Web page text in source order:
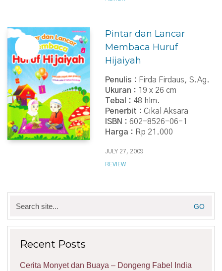
Pintar dan Lancar
Membaca Huruf
Hijaiyah
Penulis : Firda Firdaus, S.Ag.
Ukuran : 19 x 26 cm
Tebal : 48 hlm.
Penerbit : Cikal Aksara
ISBN : 602-8526-06-1
Harga : Rp 21.000
JULY 27, 2009
REVIEW
for:
Recent Posts
Cerita Monyet dan Buaya – Dongeng Fabel India